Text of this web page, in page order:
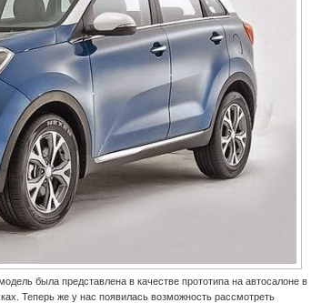
была представлена в качестве прототипа на автосалоне в
Теперь же у нас появилась возможность рассмотреть